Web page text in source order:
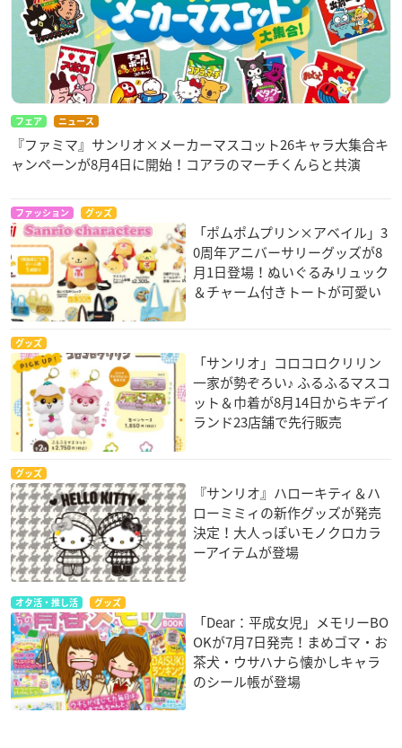
フェア ニュース
『ファミマ』サンリオ×メーカーマスコット26キャラ大集合キ
ャンペーンが8月4日に開始！コアラのマーチくんらと共演
ファッション グッズ
「ポムポムプリン×アベイル」3
0周年アニバーサリーグッズが8
月1日登場！ぬいぐるみリュック
＆チャーム付きトートが可愛い
グッズ
「サンリオ」コロコロクリリン
一家が勢ぞろい♪ ふるふるマスコ
ット＆巾着が8月14日からキデイ
ランド23店舗で先行販売
グッズ
『サンリオ』ハローキティ＆ハ
ローミミィの新作グッズが発売
決定！大人っぽいモノクロカラ
ーアイテムが登場
オタ活・推し活 グッズ
「Dear：平成女児」メモリーBO
OKが7月7日発売！まめゴマ・お
茶犬・ウサハナら懐かしキャラ
のシール帳が登場